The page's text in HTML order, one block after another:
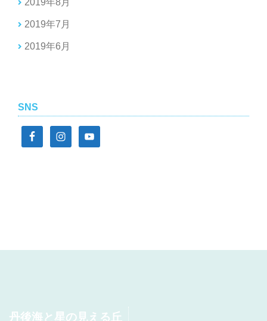
2019年8月
2019年7月
2019年6月
SNS
丹後海と星の見える丘